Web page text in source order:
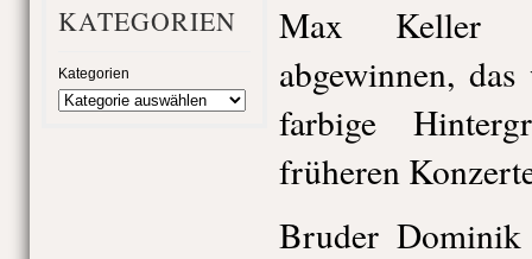
KATEGORIEN
Kategorien
Max Keller
abgewinnen,
farbige
früheren
Bruder